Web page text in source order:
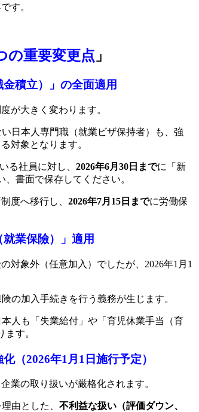
す。
の重要変更点 」
積立）」の全面適用
が大きく変わります。
日本人専門職（就業ビザ保持者）も、強
対象となります。
る社員に対し、 2026年6月30日までに「新
書面で保存してください。
度へ移行し、 2026年7月15日までに労働保
業保險）」適用
対象外（任意加入）でしたが、2026年1月1
の加入手続きを行う義務が生じます。
人も「失業給付」や「育児休業手当（育
す。
（2026年1月1日施行予定）
業の取り扱いが厳格化されます。
由とした、 不利益な扱い（評価ダウン、